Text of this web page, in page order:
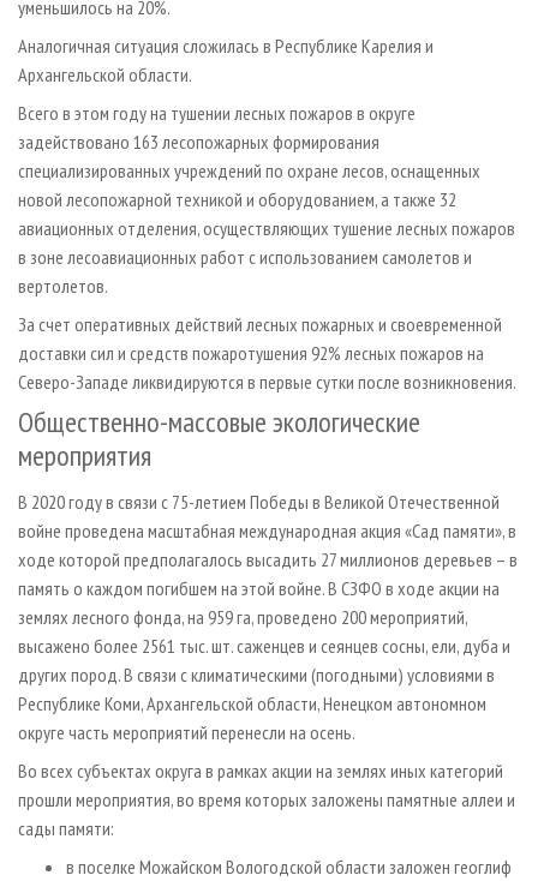
уменьшилось на 20%.
Аналогичная ситуация сложилась в Республике Карелия и
Архангельской области.
Всего в этом году на тушении лесных пожаров в округе
задействовано 163 лесопожарных формирования
специализированных учреждений по охране лесов, оснащенных
новой лесопожарной техникой и оборудованием, а также 32
авиационных отделения, осуществляющих тушение лесных пожаров
в зоне лесоавиационных работ с использованием самолетов и
вертолетов.
За счет оперативных действий лесных пожарных и своевременной
доставки сил и средств пожаротушения 92% лесных пожаров на
Северо-Западе ликвидируются в первые сутки после возникновения.
Общественно-массовые экологические
мероприятия
В 2020 году в связи с 75-летием Победы в Великой Отечественной
войне проведена масштабная международная акция «Сад памяти», в
ходе которой предполагалось высадить 27 миллионов деревьев – в
память о каждом погибшем на этой войне. В СЗФО в ходе акции на
землях лесного фонда, на 959 га, проведено 200 мероприятий,
высажено более 2561 тыс. шт. саженцев и сеянцев сосны, ели, дуба и
других пород. В связи с климатическими (погодными) условиями в
Республике Коми, Архангельской области, Ненецком автономном
округе часть мероприятий перенесли на осень.
Во всех субъектах округа в рамках акции на землях иных категорий
прошли мероприятия, во время которых заложены памятные аллеи и
сады памяти:
в поселке Можайском Вологодской области заложен геоглиф